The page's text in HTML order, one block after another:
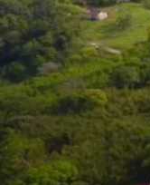
跳
至
主
要
內
容